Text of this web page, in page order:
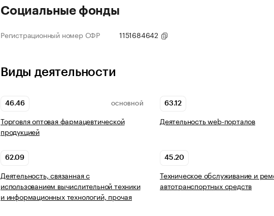
Социальные фонды
Регистрационный номер СФР 1151684642
Виды деятельности
46.46 ОСНОВНОЙ
Торговля оптовая фармацевтической
продукцией
63.12
Деятельность web-порталов
62.09
Деятельность, связанная с
использованием вычислительной техники
и информационных технологий, прочая
45.20
Техническое обслуживание и
автотранспортных средств